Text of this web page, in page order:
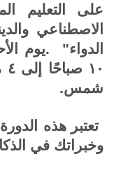
على التعليم
الاصطناعي
الدواء"
.
شمس.
تعتبر هذه
وخبراتك في